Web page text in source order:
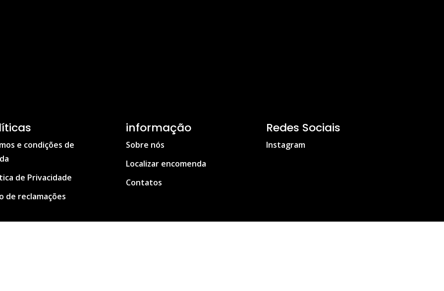
e condições de
de Privacidade
de reclamações
informação
Sobre nós
Localizar encomenda
Contatos
Redes Sociais
Instagram